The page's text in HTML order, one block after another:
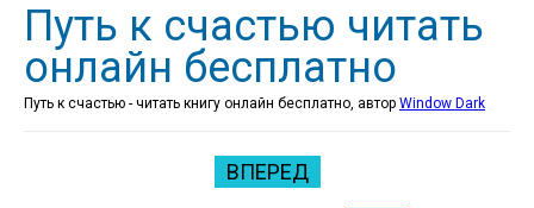
Путь к счастью читать
онлайн бесплатно
Путь к счастью - читать книгу онлайн бесплатно, автор Window Dark
ВПЕРЕД